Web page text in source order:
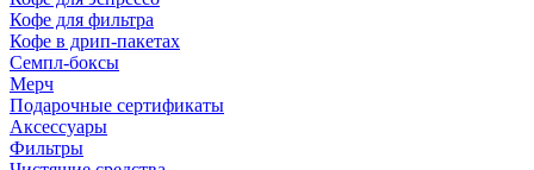
Кофе для фильтра
Кофе в дрип-пакетах
Семпл-боксы
Мерч
Подарочные сертификаты
Аксессуары
Фильтры